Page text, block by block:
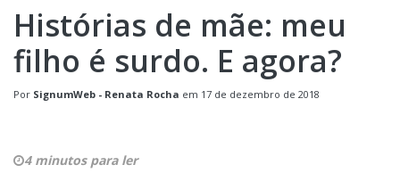
Histórias de mãe: meu
filho é surdo. E agora?
Por SignumWeb - Renata Rocha em 17 de dezembro de 2018
4 minutos para ler